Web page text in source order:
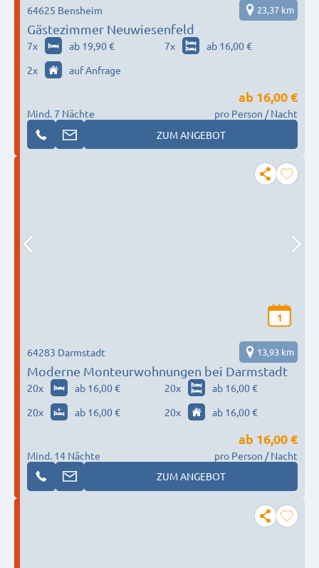
Gästezimmer Neuwiesenfeld
64625 Bensheim 23,37 km
7x ab 19,90 € 7x
ab 16,00 €
2x auf Anfrage
Mind. 7 Nächte
ab 16,00 €
pro Person / Nacht
ZUM ANGEBOT
1
Moderne Monteurwohnungen bei Darmstadt
64283 Darmstadt 13,93 km
20x ab 16,00 € 20x
ab 16,00 €
20x ab 16,00 € 20x ab 16,00 €
Mind. 14 Nächte
ab 16,00 €
pro Person / Nacht
ZUM ANGEBOT